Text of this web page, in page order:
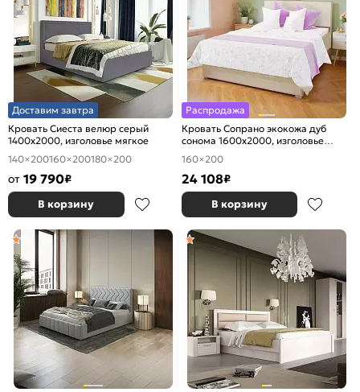
Доставим завтра
Кровать Сиеста велюр серый
1400x2000, изголовье мягкое
140×200160×200180×200
от 19 790₽
В корзину
Распродажа
Кровать Сопрано экокожа дуб
сонома 1600x2000, изголовье
мягкое
160×200
24 108₽
В корзину